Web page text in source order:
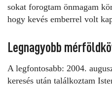
sokat forogtam önmagam
hogy kevés emberrel volt
Legnagyobb
A legfontosabb: 2004.
keresés után találkoztam